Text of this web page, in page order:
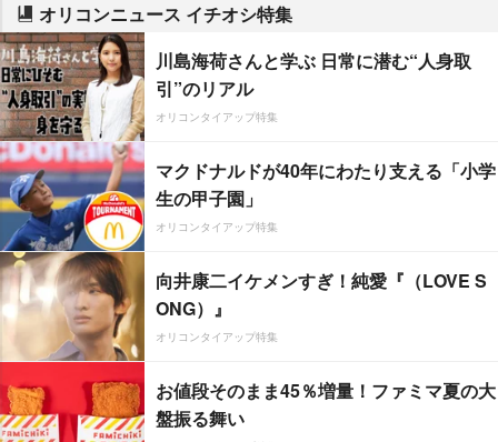
オリコンニュース イチオシ特集
川島海荷さんと学ぶ 日常に潜む“人身取
引”のリアル
オリコンタイアップ特集
マクドナルドが40年にわたり支える「小学
生の甲子園」
オリコンタイアップ特集
向井康二イケメンすぎ！純愛『（LOVE S
ONG）』
オリコンタイアップ特集
お値段そのまま45％増量！ファミマ夏の大
盤振る舞い